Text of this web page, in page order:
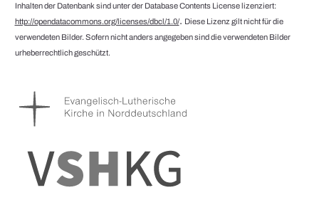
Inhalten der Datenbank sind unter der Database Contents License lizenziert:
http://opendatacommons.org/licenses/dbcl/1.0/. Diese Lizenz gilt nicht für die
verwendeten Bilder. Sofern nicht anders angegeben sind die verwendeten Bilder
urheberrechtlich geschützt.